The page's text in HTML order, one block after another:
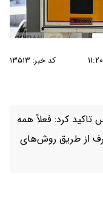
کد خبر: ۱۳۵۱۳
کرد: فعلاً همه
از طریق روش‌های